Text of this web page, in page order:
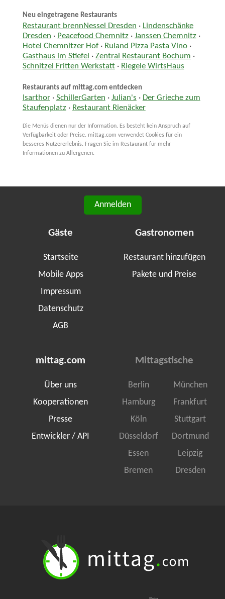
Neu eingetragene Restaurants
Restaurant brennNessel Dresden · Lindenschänke
Dresden · Peacefood Chemnitz· Janssen Chemnitz·
Hotel Chemnitzer Hof· Ruland Pizza Pasta Vino·
Gasthaus im Stiefel · Zentral Restaurant Bochum ·
Schnitzel Fritten Werkstatt· Riegele WirtsHaus
Restaurants auf mittag.com entdecken
Isarthor· SchillerGarten · Julian's · Der Grieche zum
Staufenplatz· Restaurant Rienäcker
Die Menüs dienen nur der Information. Es besteht kein Anspruch auf
Verfügbarkeit oder Preise. mittag.com verwendet Cookies für ein
besseres Nutzererlebnis. Fragen Sie im Restaurant für mehr
Informationen zu Allergenen.
Anmelden
Gäste
Startseite
Mobile Apps
Impressum
Datenschutz
AGB
Gastronomen
Restaurant hinzufügen
Pakete und Preise
mittag.com
Über uns
Kooperationen
Presse
Entwickler / API
Mittagstische
Berlin
München
Hamburg
Frankfurt
Köln
Stuttgart
Düsseldorf
Dortmund
Essen
Leipzig
Bremen
Dresden